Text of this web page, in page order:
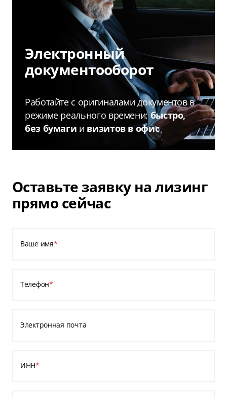
Электронный
документооборот
Работайте с оригиналами документов в
режиме реального времени:быстро,
без бумаги и визитов в офис
Оставьте заявку на лизинг
прямо сейчас
Ваше имя*
Телефон*
Электронная почта
ИНН*